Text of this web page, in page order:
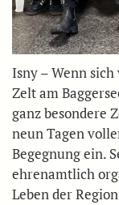
Isny – Wenn
Zelt am
ganz besondere
neun Tagen
Begegnung ein.
ehrenamtlich
Leben der